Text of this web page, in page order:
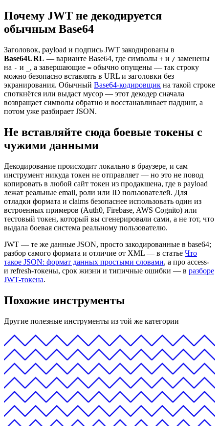
Почему JWT не декодируется
обычным Base64
Заголовок, payload и подпись JWT закодированы в
Base64URL — варианте Base64, где символы + и / заменены
на - и , а завершающие = обычно опущены — так строку
можно безопасно вставлять в URL и заголовки без
экранирования. Обычный Base64-кодировщик на такой строке
споткнётся или выдаст мусор — этот декодер сначала
возвращает символы обратно и восстанавливает паддинг, а
потом уже разбирает JSON.
Не вставляйте сюда боевые токены с
чужими данными
Декодирование происходит локально в браузере, и сам
инструмент никуда токен не отправляет — но это не повод
копировать в любой сайт токен из продакшена, где в payload
лежат реальные email, роли или ID пользователей. Для
отладки формата и claims безопаснее использовать один из
встроенных примеров (Auth0, Firebase, AWS Cognito) или
тестовый токен, который вы сгенерировали сами, а не тот, что
выдала боевая система реальному пользователю.
JWT — те же данные JSON, просто закодированные в base64;
разбор самого формата и отличие от XML — в статье Что
такое JSON: формат данных простыми словами, а про access-
и refresh-токены, срок жизни и типичные ошибки — в разборе
JWT-токена.
Похожие инструменты
Другие полезные инструменты из той же категории